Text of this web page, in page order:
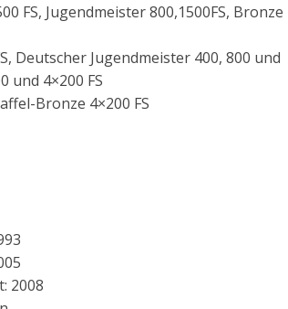
FS, Jugendmeister 800,1500FS, Bronze
Deutscher Jugendmeister 400, 800 und
und 4×200 FS
Bronze 4×200 FS
2008